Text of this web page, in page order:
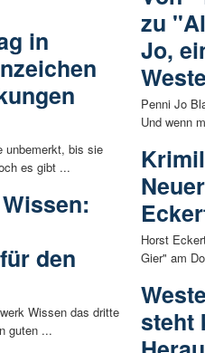
in
unbemerkt, bis sie
es gibt ...
den
Wissen das dritte
guten ...
zu
Jo,
Penni Jo
Und wenn
Horst
Gier" am
steht